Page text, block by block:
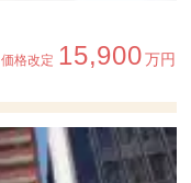
価格改定 15,900万円